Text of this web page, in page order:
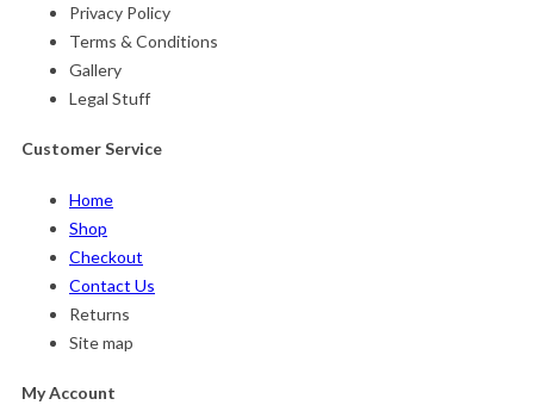
Privacy Policy
Terms & Conditions
Gallery
Legal Stuff
Customer Service
Home
Shop
Checkout
Contact Us
Returns
Site map
My Account